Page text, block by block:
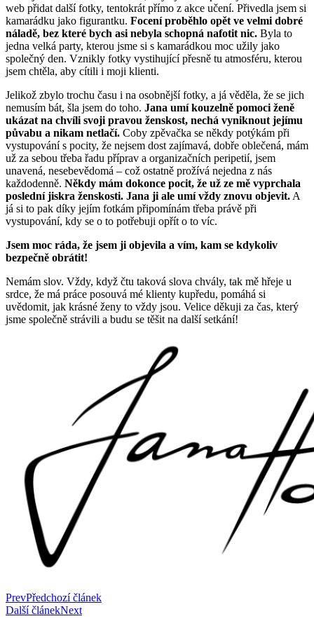
web přidat další fotky, tentokrát přímo z akce učení. Přivedla jsem si
kamarádku jako figurantku. Focení proběhlo opět ve velmi dobré
náladě, bez které bych asi nebyla schopná nafotit nic. Byla to
jedna velká party, kterou jsme si s kamarádkou moc užily jako
společný den. Vznikly fotky vystihující přesně tu atmosféru, kterou
jsem chtěla, aby cítili i moji klienti.
Jelikož zbylo trochu času i na osobnější fotky, a já věděla, že se jich
nemusím bát, šla jsem do toho. Jana umí kouzelně pomoci ženě
ukázat na chvíli svoji pravou ženskost, nechá vyniknout jejímu
půvabu a nikam netlačí. Coby zpěvačka se někdy potýkám při
vystupování s pocity, že nejsem dost zajímavá, dobře oblečená, mám
už za sebou třeba řadu příprav a organizačních peripetií, jsem
unavená, nesebevědomá – což ostatně prožívá nejedna z nás
každodenně. Někdy mám dokonce pocit, že už ze mě vyprchala
poslední jiskra ženskosti. Jana ji ale umí vždy znovu objevit. A
já si to pak díky jejím fotkám připomínám třeba právě při
vystupování, kdy se o to potřebuji opřít o to víc.
Jsem moc ráda, že jsem ji objevila a vím, kam se kdykoliv
bezpečně obrátit!
Nemám slov. Vždy, když čtu taková slova chvály, tak mě hřeje u
srdce, že má práce posouvá mé klienty kupředu, pomáhá si
uvědomit, jak krásné ženy to vždy jsou. Velice děkuji za čas, který
jsme společně strávili a budu se těšit na další setkání!
PrevPředchozí článek
Další článekNext